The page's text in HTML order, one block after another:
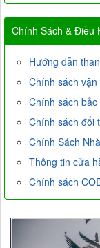
Chính Sách & Điều
Hướng dẫn
Chính sách vận
Chính sách
Chính sách đổi
Chính Sách
Thông tin cửa
Chính sách